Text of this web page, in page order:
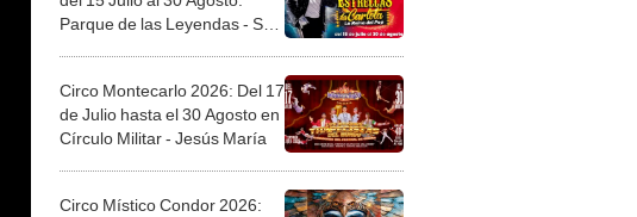
Parque de las Leyendas - San
Circo Montecarlo 2026: Del 17
de Julio hasta el 30 Agosto en
Círculo Militar - Jesús María
Circo Místico Condor 2026: